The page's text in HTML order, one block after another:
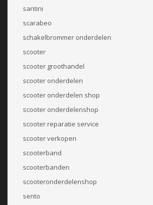
santini
scarabeo
schakelbrommer onderdelen
scooter
scooter groothandel
scooter onderdelen
scooter onderdelen shop
scooter onderdelenshop
scooter reparatie service
scooter verkopen
scooterband
scooterbanden
scooteronderdelenshop
sento